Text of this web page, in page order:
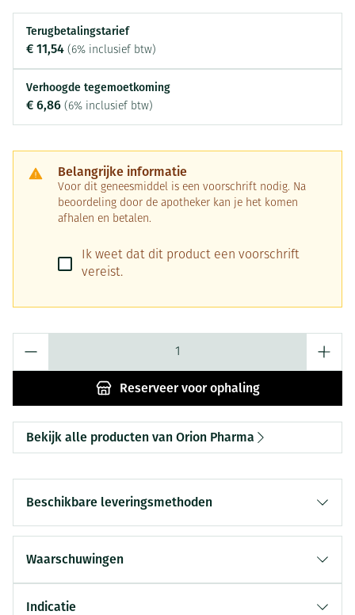
Terugbetalingstarief
€ 11,54 (6% inclusief btw)
Verhoogde tegemoetkoming
€ 6,86 (6% inclusief btw)
Belangrijke informatie
Voor dit geneesmiddel is een voorschrift nodig. Na
beoordeling door de apotheker kan je het komen
afhalen en betalen.
Ik weet dat dit product een voorschrift
vereist.
Reserveervoor ophaling
Bekijk alle producten van Orion Pharma
Beschikbare leveringsmethoden
Waarschuwingen
Indicatie